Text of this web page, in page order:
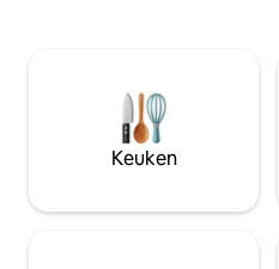
snelle wifi, een smart-tv met
Apple TV en zorgvuldig
interieurdetails, zodat je je
moment van aankomst thuis
centrum van Karlovy Vary, op
Keuken